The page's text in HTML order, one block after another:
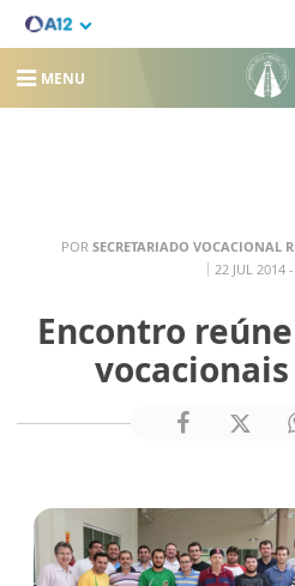
MENU
POR SECRETARIADO VOCACIONAL
22 JUL 2014
Encontro